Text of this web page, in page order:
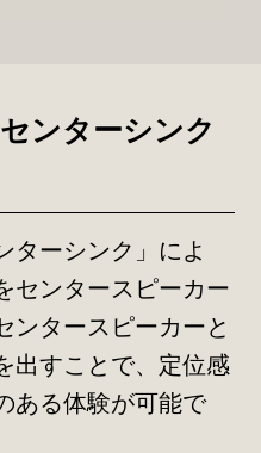
ンターシンク
ターシンク」によ
センタースピーカー
ンタースピーカーと
出すことで、定位感
ある体験が可能で